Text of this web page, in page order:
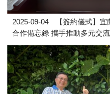
2025-09-04
【簽約儀式】
合作備忘錄 攜手推動多元交流